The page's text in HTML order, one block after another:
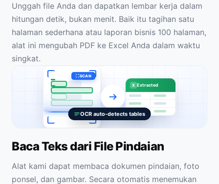
Unggah file Anda dan dapatkan lembar kerja dalam
hitungan detik, bukan menit. Baik itu tagihan satu
halaman sederhana atau laporan bisnis 100 halaman,
alat ini mengubah PDF ke Excel Anda dalam waktu
singkat.
SCAN
X Extracted
OCR auto-detects tables
Baca Teks dari File Pindaian
Alat kami dapat membaca dokumen pindaian, foto
ponsel, dan gambar. Secara otomatis menemukan